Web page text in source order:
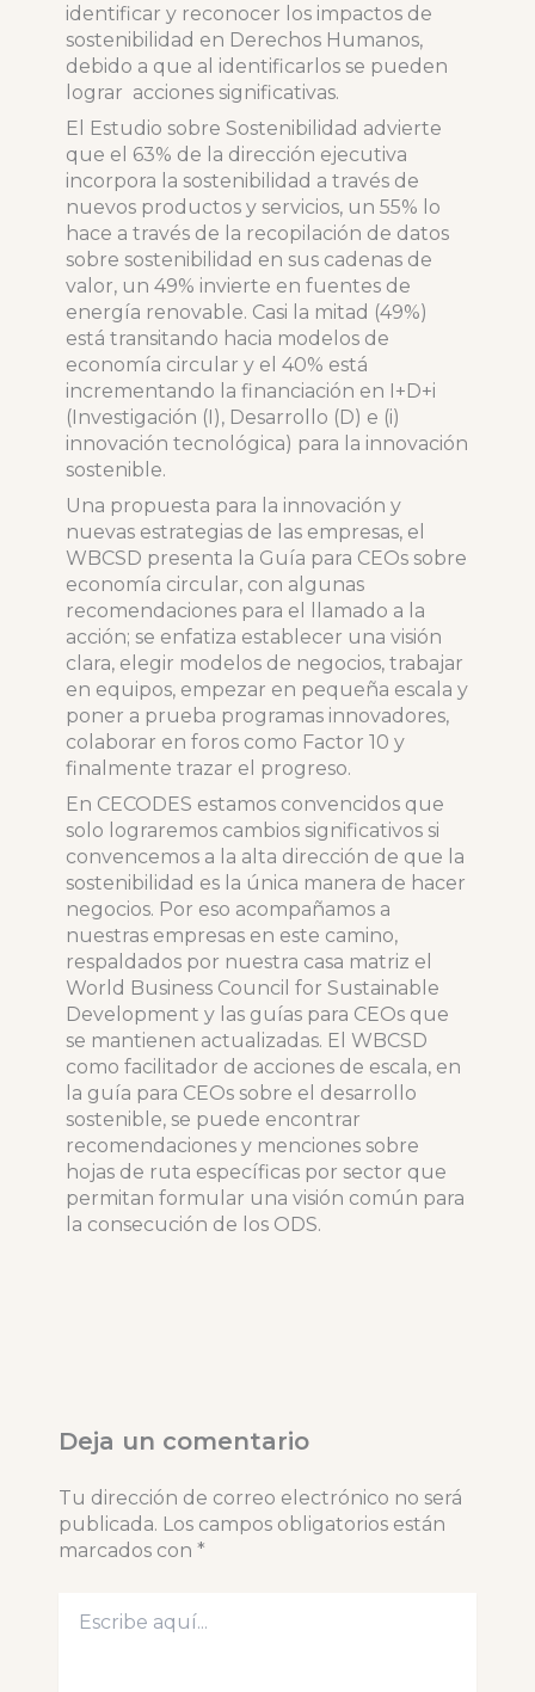
identificar y reconocer los impactos de
sostenibilidad en Derechos Humanos,
debido a que al identificarlos se pueden
lograr acciones significativas.
El Estudio sobre Sostenibilidad advierte
que el 63% de la dirección ejecutiva
incorpora la sostenibilidad a través de
nuevos productos y servicios, un 55% lo
hace a través de la recopilación de datos
sobre sostenibilidad en sus cadenas de
valor, un 49% invierte en fuentes de
energía renovable. Casi la mitad (49%)
está transitando hacia modelos de
economía circular y el 40% está
incrementando la financiación en I+D+i
(Investigación (I), Desarrollo (D) e (i)
innovación tecnológica) para la innovación
sostenible.
Una propuesta para la innovación y
nuevas estrategias de las empresas, el
WBCSD presenta la Guía para CEOs sobre
economía circular, con algunas
recomendaciones para el llamado a la
acción; se enfatiza establecer una visión
clara, elegir modelos de negocios, trabajar
en equipos, empezar en pequeña escala y
poner a prueba programas innovadores,
colaborar en foros como Factor 10 y
finalmente trazar el progreso.
En CECODES estamos convencidos que
solo lograremos cambios significativos si
convencemos a la alta dirección de que la
sostenibilidad es la única manera de hacer
negocios. Por eso acompañamos a
nuestras empresas en este camino,
respaldados por nuestra casa matriz el
World Business Council for Sustainable
Development y las guías para CEOs que
se mantienen actualizadas. El WBCSD
como facilitador de acciones de escala, en
la guía para CEOs sobre el desarrollo
sostenible, se puede encontrar
recomendaciones y menciones sobre
hojas de ruta específicas por sector que
permitan formular una visión común para
la consecución de los ODS.
Deja un comentario
Tu dirección de correo electrónico no será
publicada. Los campos obligatorios están
marcados con *
aquí...